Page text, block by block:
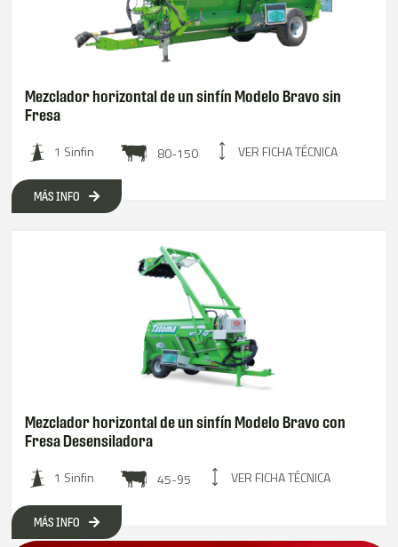
Mezclador horizontal de un sinfín Modelo Bravo sin
Fresa
1 Sinfin
80-150 VER FICHA TÉCNICA
MÁS INFO
Mezclador horizontal de un sinfín Modelo Bravo con
Fresa Desensiladora
1 Sinfin
45-95 VER FICHA TÉCNICA
MÁS INFO